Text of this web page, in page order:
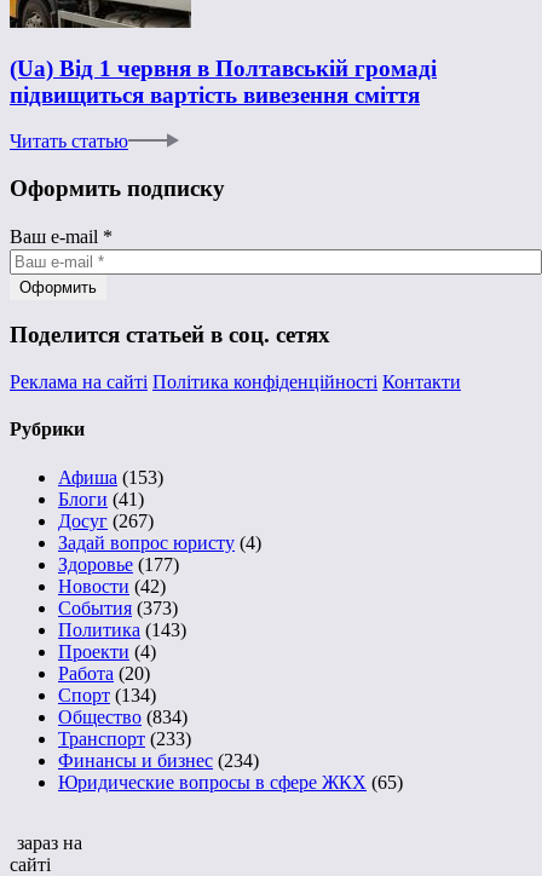
(Ua) Від 1 червня в Полтавській громаді
підвищиться вартість вивезення сміття
Читать статью
Оформить подписку
Ваш e-mail *
Поделится статьей в соц. сетях
Реклама на сайті Політика конфіденційності Контакти
Рубрики
Афиша (153)
Блоги (41)
Досуг (267)
Задай вопрос юристу (4)
Здоровье (177)
Новости (42)
События (373)
Политика (143)
Проекти (4)
Работа (20)
Спорт (134)
Общество (834)
Транспорт (233)
Финансы и бизнес (234)
Юридические вопросы в сфере ЖКХ (65)
зараз на
сайті